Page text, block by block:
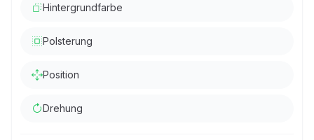
Hintergrundfarbe
Polsterung
Position
Drehung